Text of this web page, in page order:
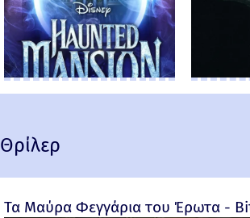
Θρίλερ
Τα Μαύρα Φεγγάρια του Έρωτα -